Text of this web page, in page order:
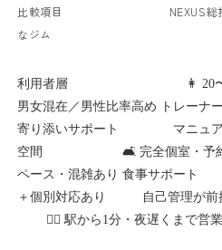
比較項目 NEXUS
なジム
利用者層 👩 20
男女混在／男性比率高め
トレ
寄り添いサポート マニュア
空間 🛋 完全個室
ペース・混雑あり 食事サポ
＋個別対応あり 自己管理が前
🚶‍♀️ 駅から1分・夜遅くまで